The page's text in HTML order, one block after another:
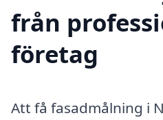
från
företag
Att få fasadmålning i